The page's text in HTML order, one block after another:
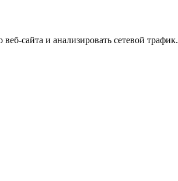
сайта и анализировать сетевой трафик.